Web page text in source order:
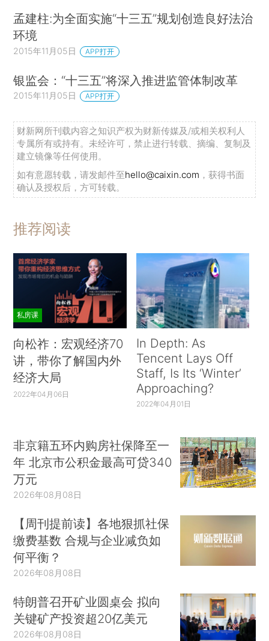
孟建柱:为全面实施“十三五”规划创造良好法治
环境
2015年11月05日 APP打开
银监会：“十三五”将深入推进监管体制改革
2015年11月05日 APP打开
财新网所刊载内容之知识产权为财新传媒及/或相关权利人
专属所有或持有。未经许可，禁止进行转载、摘编、复制及
建立镜像等任何使用。
如有意愿转载，请发邮件至hello@caixin.com ，获得书面
确认及授权后，方可转载。
推荐阅读
私房课
向松祚：宏观经济70
讲，带你了解国内外
经济大局
2022年04月06日
In Depth: As
Tencent Lays Off
Staff, Is Its ‘Winter’
Approaching?
2022年04月01日
非京籍五环内购房社保降至一
年 北京市公积金最高可贷340
万元
2026年08月08日
【周刊提前读】各地狠抓社保
缴费基数 合规与企业减负如
何平衡？
2026年08月08日
特朗普召开矿业圆桌会 拟向
关键矿产投资超20亿美元
2026年08月08日